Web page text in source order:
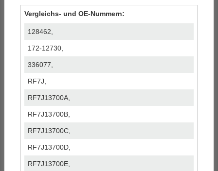
Vergleichs- und OE-Nummern:
128462,
172-12730,
336077,
RF7J,
RF7J13700A,
RF7J13700B,
RF7J13700C,
RF7J13700D,
RF7J13700E,